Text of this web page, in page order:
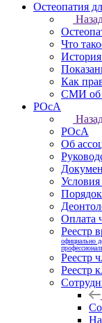
Остеопатия
Что
Как
СМИ об
РОсА
РОсА
Об
Условия
Оплата
Реестр
официально
Реестр
Реестр